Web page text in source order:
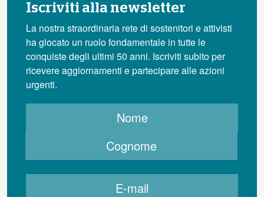
Iscriviti alla newsletter
La nostra straordinaria rete di sostenitori e attivisti
ha giocato un ruolo fondamentale in tutte le
conquiste degli ultimi 50 anni. Iscriviti subito per
ricevere aggiornamenti e partecipare alle azioni
urgenti.